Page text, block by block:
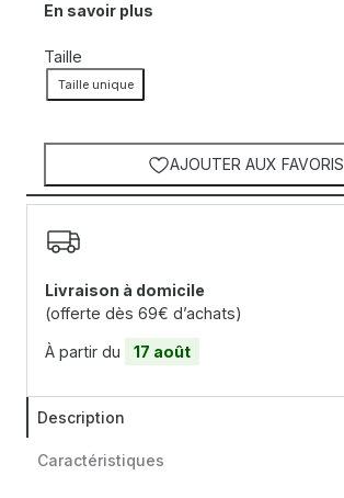
En savoir plus
Taille
Taille unique
AJOUTER AUX FAVORIS
Livraison à domicile
(offerte dès 69€ d’achats)
À partir du 17 août
Description
Caractéristiques